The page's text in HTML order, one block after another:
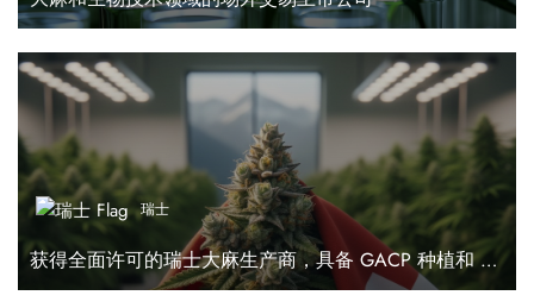
瑞士
获得全面许可的瑞士大麻生产商，具备 GACP 种植和 GMP 生产能力